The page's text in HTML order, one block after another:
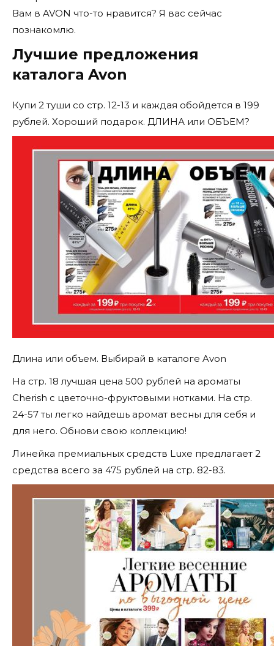
Вам в AVON что-то нравится? Я вас сейчас
познакомлю.
Лучшие предложения
каталога Avon
Купи 2 туши со стр. 12-13 и каждая обойдется в 199
рублей. Хороший подарок. ДЛИНА или ОБЪЕМ?
Длина или объем. Выбирай в каталоге Avon
На стр. 18 лучшая цена 500 рублей на ароматы
Cherish с цветочно-фруктовыми нотками. На стр.
24-57 ты легко найдешь аромат весны для себя и
для него. Обнови свою коллекцию!
Линейка премиальных средств Luxe предлагает 2
средства всего за 475 рублей на стр. 82-83.